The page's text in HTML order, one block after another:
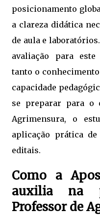
posicionamento
a clareza didática
de aula e
avaliação para
tanto o
capacidade
se preparar para o
Agrimensura, o
aplicação prática
editais.
Como a
auxilia na
Professor de